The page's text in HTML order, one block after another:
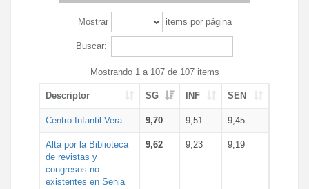
Mostrar items por página
Buscar:
Mostrando 1 a 107 de 107 items
Descriptor SG INF SEN
Centro Infantil Vera 9,70 9,51 9,45
Alta por la Biblioteca
de revistas y
congresos no
existentes en Senia
9,62 9,23 9,19